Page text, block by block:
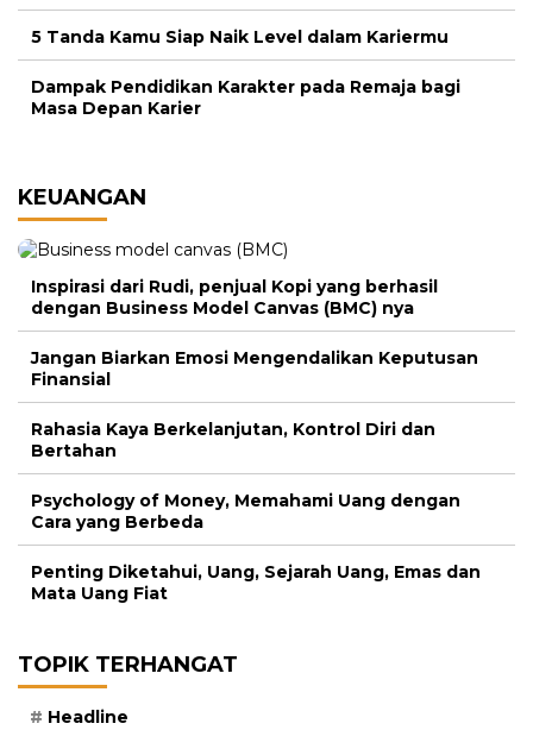
5 Tanda Kamu Siap Naik Level dalam Kariermu
Dampak Pendidikan Karakter pada Remaja bagi
Masa Depan Karier
KEUANGAN
Inspirasi dari Rudi, penjual Kopi yang berhasil
dengan Business Model Canvas (BMC) nya
Jangan Biarkan Emosi Mengendalikan Keputusan
Finansial
Rahasia Kaya Berkelanjutan, Kontrol Diri dan
Bertahan
Psychology of Money, Memahami Uang dengan
Cara yang Berbeda
Penting Diketahui, Uang, Sejarah Uang, Emas dan
Mata Uang Fiat
TOPIK TERHANGAT
Headline